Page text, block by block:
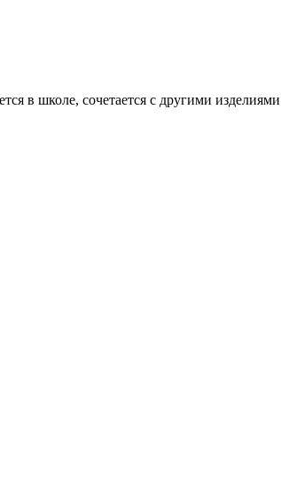
в школе, сочетается с другими